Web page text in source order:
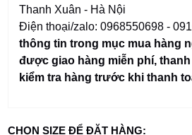
Thanh Xuân - Hà Nội
Điện thoại/zalo: 0968550698 -
thông tin trong mục mua hàng
được giao hàng miễn phí,
kiểm tra hàng trước khi thanh
CHỌN SIZE ĐỂ ĐẶT HÀNG: